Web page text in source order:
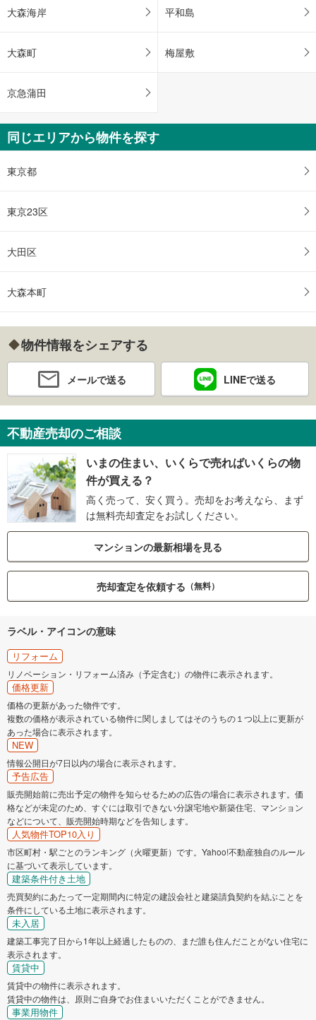
大森海岸 平和島
大森町 梅屋敷
京急蒲田
同じエリアから物件を探す
東京都
東京23区
大田区
大森本町
物件情報をシェアする
メールで送る LINEで送る
不動産売却のご相談
いまの住まい、いくらで売ればいくらの物
件が買える？
高く売って、安く買う。売却をお考えなら、まず
は無料売却査定をお試しください。
マンションの最新相場を見る
売却査定を依頼する （無料）
ラベル・アイコンの意味
リフォーム
リノベーション・リフォーム済み（予定含む）の物件に表示されます。
価格更新
価格の更新があった物件です。
複数の価格が表示されている物件に関しましてはそのうちの１つ以上に更新が
あった場合に表示されます。
NEW
情報公開日が7日以内の場合に表示されます。
予告広告
販売開始前に売出予定の物件を知らせるための広告の場合に表示されます。価
格などが未定のため、すぐには取引できない分譲宅地や新築住宅、マンション
などについて、販売開始時期などを告知します。
人気物件TOP10入り
市区町村・駅ごとのランキング（火曜更新）です。Yahoo!不動産独自のルール
に基づいて表示しています。
建築条件付き土地
売買契約にあたって一定期間内に特定の建設会社と建築請負契約を結ぶことを
条件にしている土地に表示されます。
未入居
建築工事完了日から1年以上経過したものの、まだ誰も住んだことがない住宅に
表示されます。
賃貸中
賃貸中の物件に表示されます。
賃貸中の物件は、原則ご自身でお住まいいただくことができません。
事業用物件